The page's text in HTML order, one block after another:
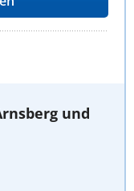
und